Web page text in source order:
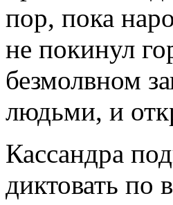
пор, пока
не покинул
безмолвном
людьми, и
Кассандра
диктовать по